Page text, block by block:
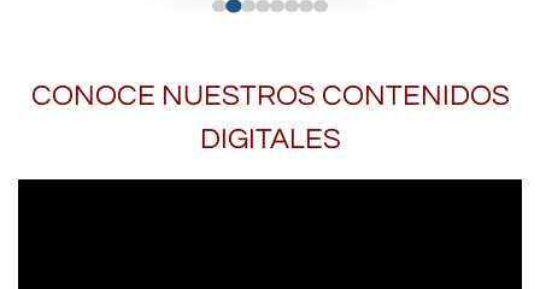
CONOCE NUESTROS CONTENIDOS
DIGITALES